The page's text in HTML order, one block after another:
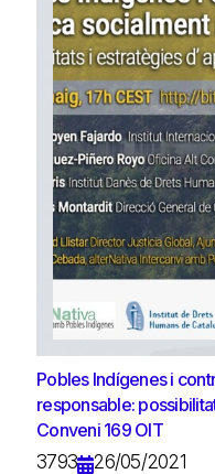
Pobles Indígenes i
responsable:
Conveni 169 OIT
3793
26/05/2021